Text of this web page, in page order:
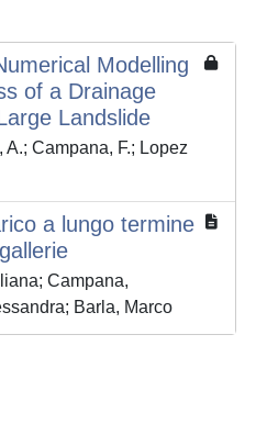
Modelling
of a Drainage
Landslide
Campana, F.; Lopez
a lungo termine
Campana,
Barla, Marco